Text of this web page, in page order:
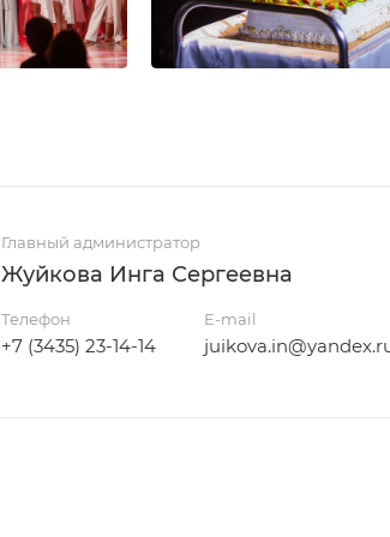
Главный администратор
Жуйкова Инга Сергеевна
Телефон
+7 (3435) 23-14-14
E-mail